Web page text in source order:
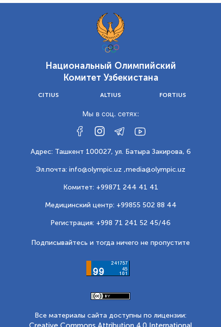
Национальный Олимпийский
Комитет Узбекистана
CITIUS ALTIUS FORTIUS
Мы в соц. сетях:
Адрес: Ташкент 100027, ул. Батыра Закирова, 6
Эл.почта: info@olympic.uz ,media@olympic.uz
Комитет: +99871 244 41 41
Медицинский центр: +99855 502 88 44
Регистрация: +998 71 241 52 45/46
Подписывайтесь и тогда ничего не пропустите
Все материалы сайта доступны по лицензии: